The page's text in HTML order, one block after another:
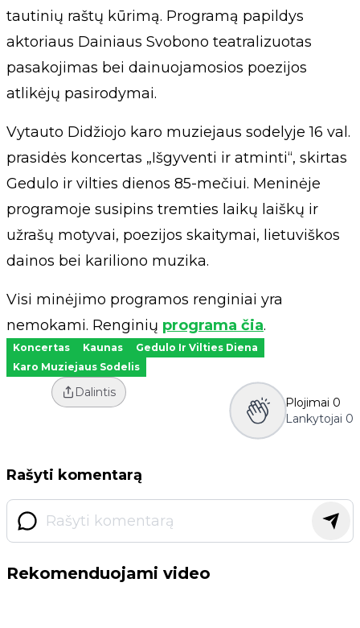
tautinių raštų kūrimą. Programą papildys
aktoriaus Dainiaus Svobono teatralizuotas
pasakojimas bei dainuojamosios poezijos
atlikėjų pasirodymai.
Vytauto Didžiojo karo muziejaus sodelyje 16 val.
prasidės koncertas „Išgyventi ir atminti“, skirtas
Gedulo ir vilties dienos 85-mečiui. Meninėje
programoje susipins tremties laikų laiškų ir
užrašų motyvai, poezijos skaitymai, lietuviškos
dainos bei kariliono muzika.
Visi minėjimo programos renginiai yra
nemokami. Renginių programa čia.
Koncertas Kaunas
Gedulo Ir Vilties Diena
Karo Muziejaus Sodelis
Dalintis
Plojimai 0
Lankytojai 0
Rašyti komentarą
Rekomenduojami video